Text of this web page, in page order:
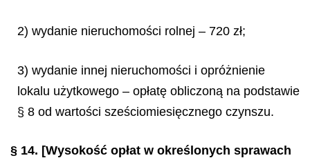
2) wydanie nieruchomości rolnej – 720 zł;
3) wydanie innej nieruchomości i opróżnienie
lokalu użytkowego – opłatę obliczoną na podstawie
§ 8 od wartości sześciomiesięcznego czynszu.
§ 14. [Wysokość opłat w określonych sprawach